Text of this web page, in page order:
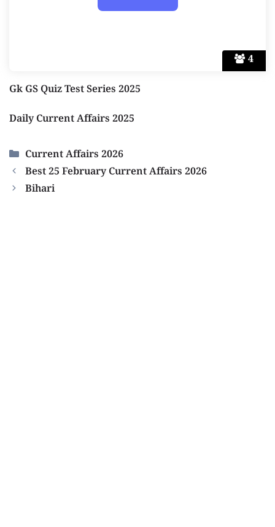
4
Gk GS Quiz Test Series 2025
Daily Current Affairs 2025
Categories
Current Affairs 2026
Best 25 February Current Affairs 2026
Bihari